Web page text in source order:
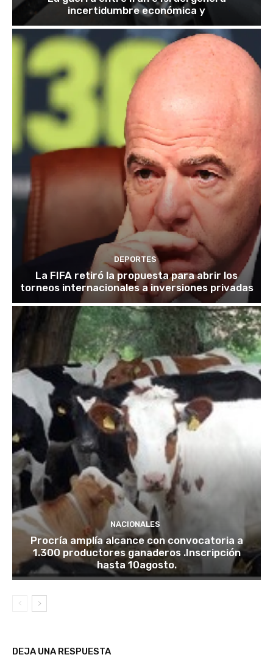
incertidumbre económica y
DEPORTES
La FIFA retiró la propuesta para abrir los
torneos internacionales a inversiones privadas
NACIONALES
Procría amplía alcance con convocatoria a
1.300 productores ganaderos .Inscripción
hasta 10agosto.
DEJA UNA RESPUESTA